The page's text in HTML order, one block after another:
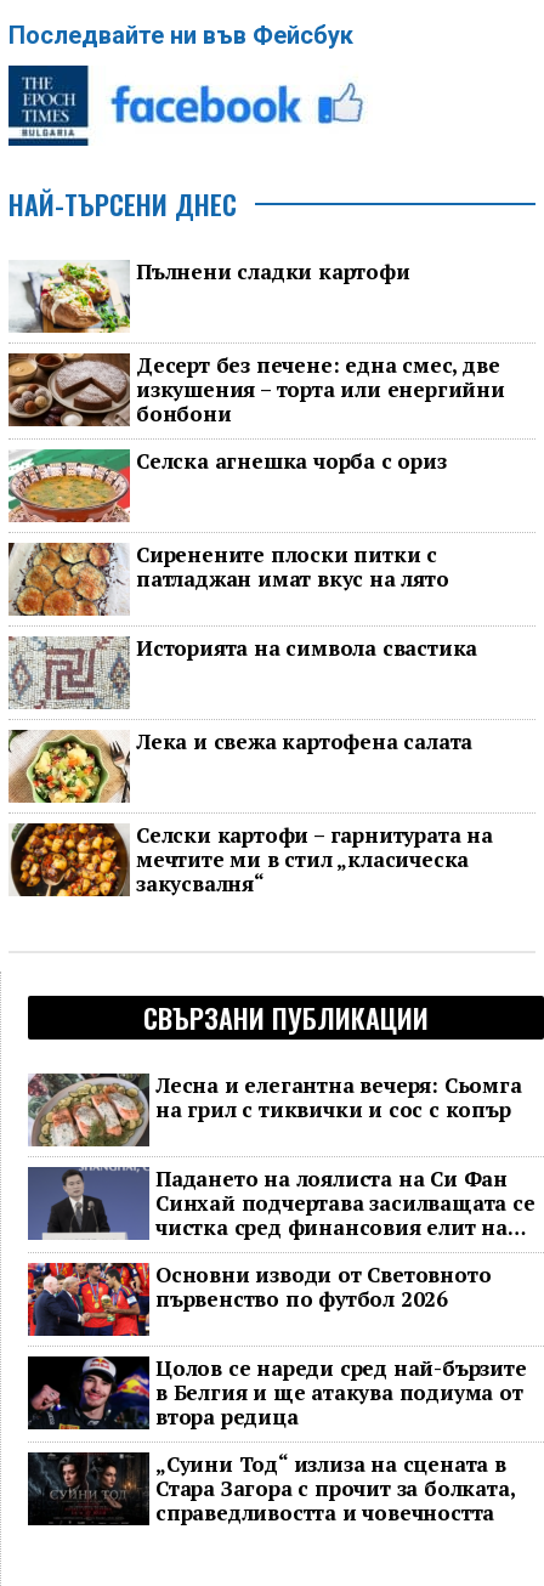
Последвайте ни във Фейсбук
НАЙ-ТЪРСЕНИ ДНЕС
Пълнени сладки картофи
Десерт без печене: една смес, две
изкушения – торта или енергийни
бонбони
Селска агнешка чорба с ориз
Сиренените плоски питки с
патладжан имат вкус на лято
Историята на символа свастика
Лека и свежа картофена салата
Селски картофи – гарнитурата на
мечтите ми в стил „класическа
закусвалня“
СВЪРЗАНИ ПУБЛИКАЦИИ
Лесна и елегантна вечеря: Сьомга
на грил с тиквички и сос с копър
Падането на лоялиста на Си Фан
Синхай подчертава засилващата се
чистка сред финансовия елит на
Китай
Основни изводи от Световното
първенство по футбол 2026
Цолов се нареди сред най-бързите
в Белгия и ще атакува подиума от
втора редица
„Суини Тод“ излиза на сцената в
Стара Загора с прочит за болката,
справедливостта и човечността